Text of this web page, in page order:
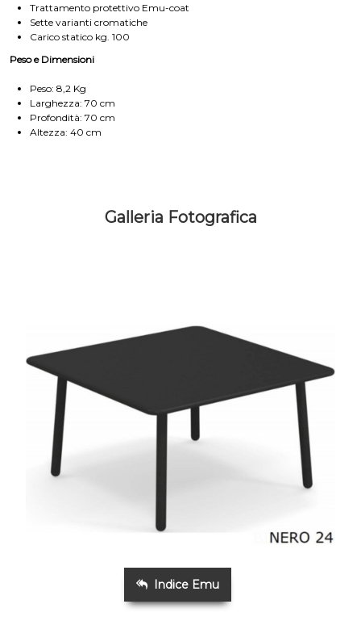
Trattamento protettivo Emu-coat
Sette varianti cromatiche
Carico statico kg. 100
Peso e Dimensioni
Peso: 8,2 Kg
Larghezza: 70 cm
Profondità: 70 cm
Altezza: 40 cm
Galleria Fotografica
Indice Emu